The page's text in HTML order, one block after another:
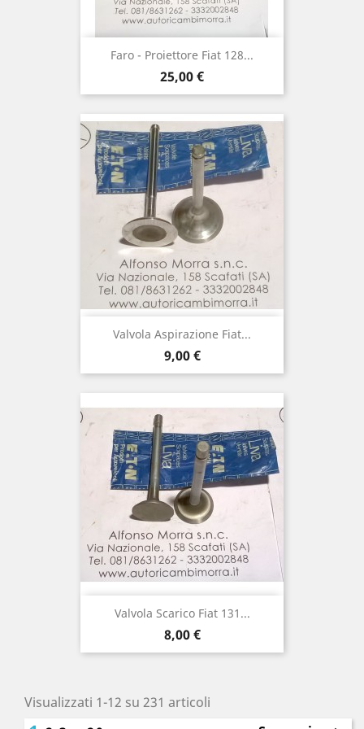
Faro - Proiettore Fiat 128...
Prezzo
25,00 €
Valvola Aspirazione Fiat...
Prezzo
9,00 €
Valvola Scarico Fiat 131...
Prezzo
8,00 €
Visualizzati 1-12 su 231 articoli